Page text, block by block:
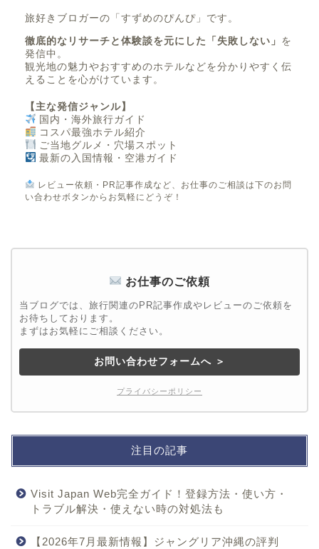
旅好きブロガーの「すずめのぴんぴ」です。
徹底的なリサーチと体験談を元にした「失敗しない」 を
発信中。
観光地の魅力やおすすめのホテルなどを分かりやすく伝
えることを心がけています。
【主な発信ジャンル】
国内・海外旅行ガイド
コスパ最強ホテル紹介
ご当地グルメ・穴場スポット
最新の入国情報・空港ガイド
レビュー依頼・PR記事作成など、お仕事のご相談は下のお問
い合わせボタンからお気軽にどうぞ！
お仕事のご依頼
当ブログでは、旅行関連のPR記事作成やレビューのご依頼を
お待ちしております。
まずはお気軽にご相談ください。
お問い合わせフォームへ ＞
プライバシーポリシー
注目の記事
Visit Japan Web完全ガイド！登録方法・使い方・
トラブル解決・使えない時の対処法も
【2026年7月最新情報】ジャングリア沖縄の評判